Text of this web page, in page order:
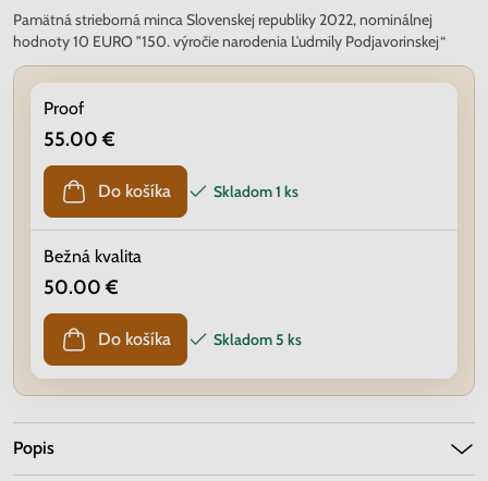
Pamätná strieborná minca Slovenskej republiky 2022, nominálnej
hodnoty 10 EURO "150. výročie narodenia Ľudmily Podjavorinskej“
Proof
55.00 €
Do košíka Skladom1 ks
Bežná kvalita
50.00 €
Do košíka Skladom5 ks
Popis